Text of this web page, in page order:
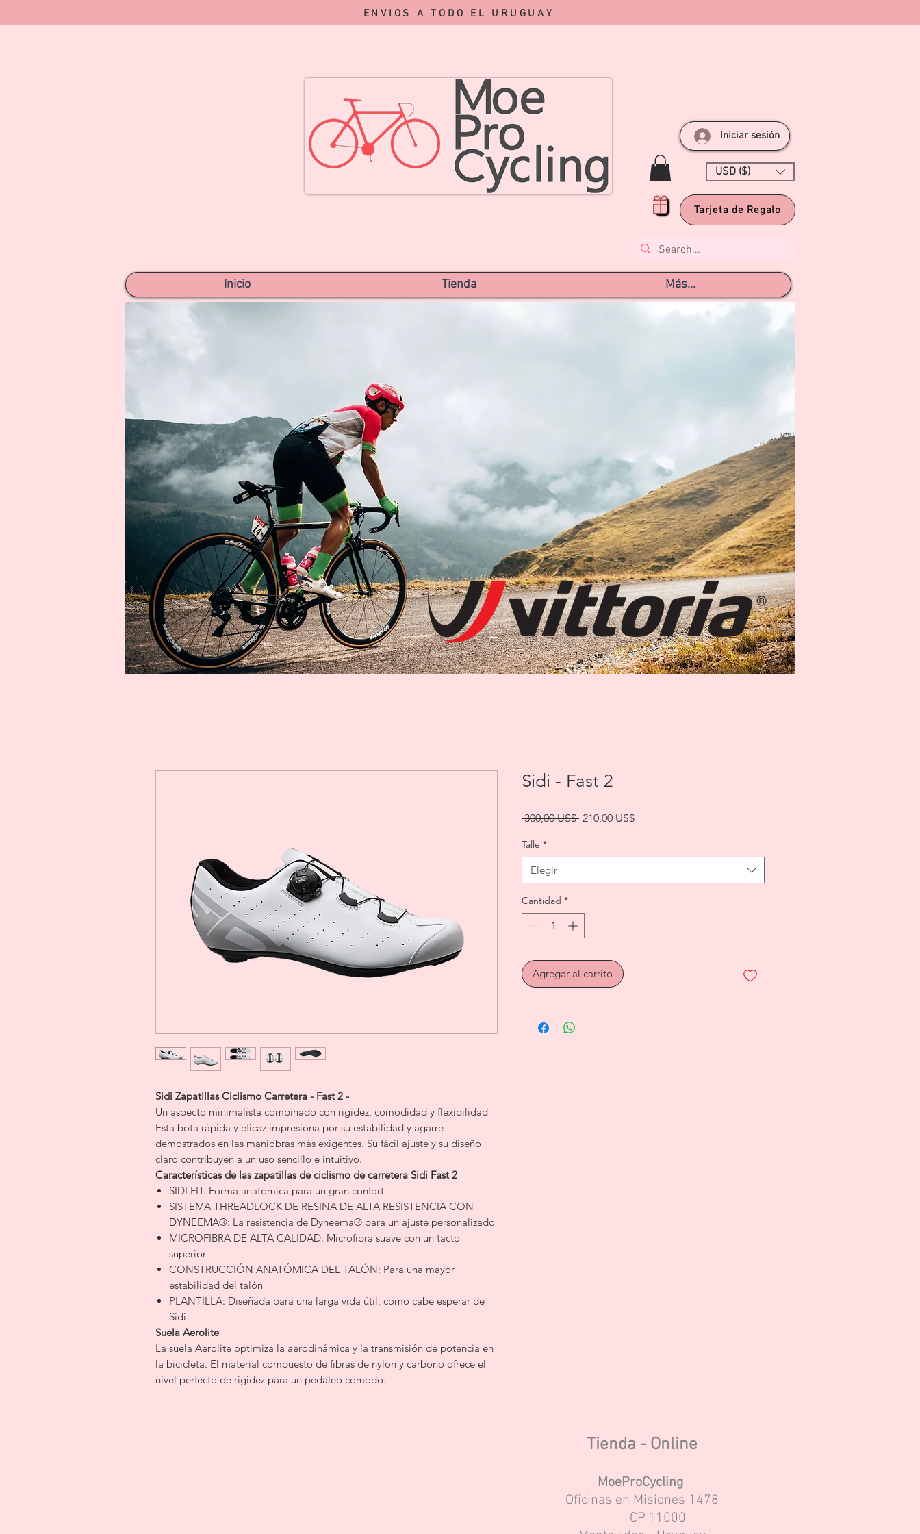
ENVIOS A TODO EL URUGUAY
Iniciar sesión
USD ($)
Tarjeta de Regalo
Inicio Tienda Más...
Sidi Zapatillas Ciclismo Carretera - Fast 2 -
Un aspecto minimalista combinado con rigidez, comodidad y flexibilidad
Esta bota rápida y eficaz impresiona por su estabilidad y agarre
demostrados en las maniobras más exigentes. Su fácil ajuste y su diseño
claro contribuyen a un uso sencillo e intuitivo.
Características de las zapatillas de ciclismo de carretera Sidi Fast 2
SIDI FIT: Forma anatómica para un gran confort
SISTEMA THREADLOCK DE RESINA DE ALTA RESISTENCIA CON
DYNEEMA®: La resistencia de Dyneema® para un ajuste personalizado
MICROFIBRA DE ALTA CALIDAD: Microfibra suave con un tacto
superior
CONSTRUCCIÓN ANATÓMICA DEL TALÓN: Para una mayor
estabilidad del talón
PLANTILLA: Diseñada para una larga vida útil, como cabe esperar de
Sidi
Suela Aerolite
La suela Aerolite optimiza la aerodinámica y la transmisión de potencia en
la bicicleta. El material compuesto de fibras de nylon y carbono ofrece el
nivel perfecto de rigidez para un pedaleo cómodo.
Sidi - Fast 2
300,00 US$ Precio
210,00 US$Precio
Talle *
Elegir
Cantidad *
Agregar al carrito
Tienda - Online
MoeProCycling
Oficinas en Misiones 1478
CP 11000